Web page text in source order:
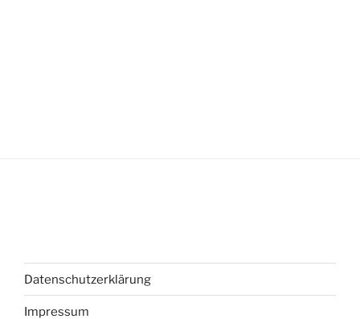
Datenschutzerklärung
Impressum